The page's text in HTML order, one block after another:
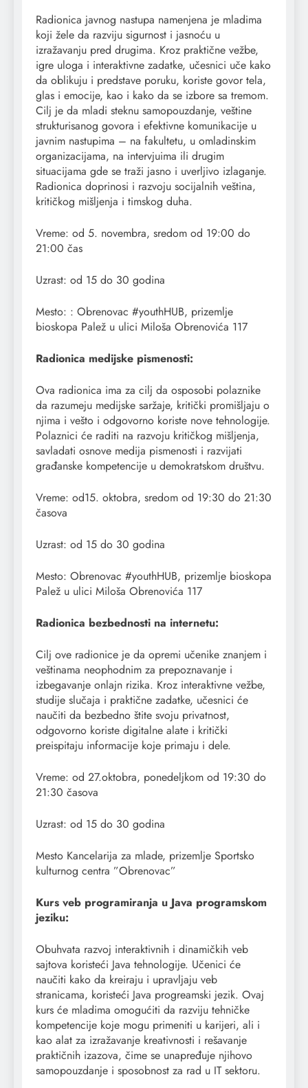
Radionica javnog nastupa namenjena je mladima
koji žele da razviju sigurnost i jasnoću u
izražavanju pred drugima. Kroz praktične vežbe,
igre uloga i interaktivne zadatke, učesnici uče kako
da oblikuju i predstave poruku, koriste govor tela,
glas i emocije, kao i kako da se izbore sa tremom.
Cilj je da mladi steknu samopouzdanje, veštine
strukturisanog govora i efektivne komunikacije u
javnim nastupima – na fakultetu, u omladinskim
organizacijama, na intervjuima ili drugim
situacijama gde se traži jasno i uverljivo izlaganje.
Radionica doprinosi i razvoju socijalnih veština,
kritičkog mišljenja i timskog duha.
Vreme: od 5. novembra, sredom od 19:00 do
21:00 čas
Uzrast: od 15 do 30 godina
Mesto: : Obrenovac #youthHUB, prizemlje
bioskopa Palež u ulici Miloša Obrenovića 117
Radionica medijske pismenosti:
Ova radionica ima za cilj da osposobi polaznike
da razumeju medijske saržaje, kritički promišljaju o
njima i vešto i odgovorno koriste nove tehnologije.
Polaznici će raditi na razvoju kritičkog mišljenja,
savladati osnove medija pismenosti i razvijati
građanske kompetencije u demokratskom društvu.
Vreme: od15. oktobra, sredom od 19:30 do 21:30
časova
Uzrast: od 15 do 30 godina
Mesto: Obrenovac #youthHUB, prizemlje bioskopa
Palež u ulici Miloša Obrenovića 117
Radionica bezbednosti na internetu:
Cilj ove radionice je da opremi učenike znanjem i
veštinama neophodnim za prepoznavanje i
izbegavanje onlajn rizika. Kroz interaktivne vežbe,
studije slučaja i praktične zadatke, učesnici će
naučiti da bezbedno štite svoju privatnost,
odgovorno koriste digitalne alate i kritički
preispitaju informacije koje primaju i dele.
Vreme: od 27.oktobra, ponedeljkom od 19:30 do
21:30 časova
Uzrast: od 15 do 30 godina
Mesto Kancelarija za mlade, prizemlje Sportsko
kulturnog centra ”Obrenovac”
Kurs veb programiranja u Java programskom
jeziku:
Obuhvata razvoj interaktivnih i dinamičkih veb
sajtova koristeći Java tehnologije. Učenici će
naučiti kako da kreiraju i upravljaju veb
stranicama, koristeći Java progreamski jezik. Ovaj
kurs će mladima omogućiti da razviju tehničke
kompetencije koje mogu primeniti u karijeri, ali i
kao alat za izražavanje kreativnosti i rešavanje
praktičnih izazova, čime se unapređuje njihovo
samopouzdanje i sposobnost za rad u IT sektoru.